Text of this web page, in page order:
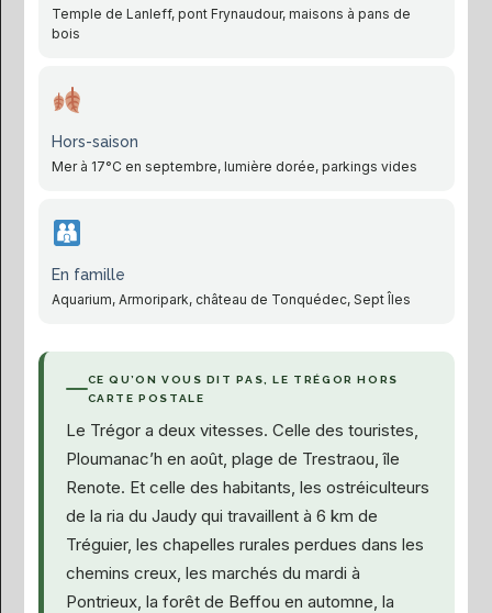
Temple de Lanleff, pont Frynaudour, maisons à pans de
bois
Hors-saison
Mer à 17°C en septembre, lumière dorée, parkings vides
En famille
Aquarium, Armoripark, château de Tonquédec, Sept Îles
CE QU’ON VOUS DIT PAS, LE TRÉGOR HORS
CARTE POSTALE
Le Trégor a deux vitesses. Celle des touristes,
Ploumanac’h en août, plage de Trestraou, île
Renote. Et celle des habitants, les ostréiculteurs
de la ria du Jaudy qui travaillent à 6 km de
Tréguier, les chapelles rurales perdues dans les
chemins creux, les marchés du mardi à
Pontrieux, la forêt de Beffou en automne, la